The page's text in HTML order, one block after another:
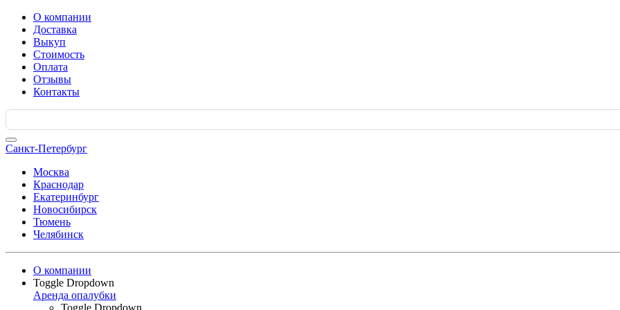
О компании
Доставка
Выкуп
Стоимость
Оплата
Отзывы
Контакты
Search
for:
Санкт-Петербург
Москва
Краснодар
Екатеринбург
Новосибирск
Тюмень
Челябинск
О компании
Toggle Dropdown
Аренда опалубки
Toggle Dropdown